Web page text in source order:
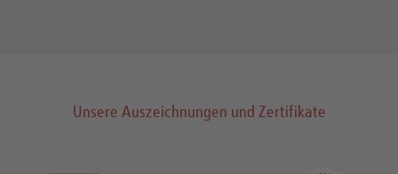
Unsere Auszeichnungen und Zertifikate